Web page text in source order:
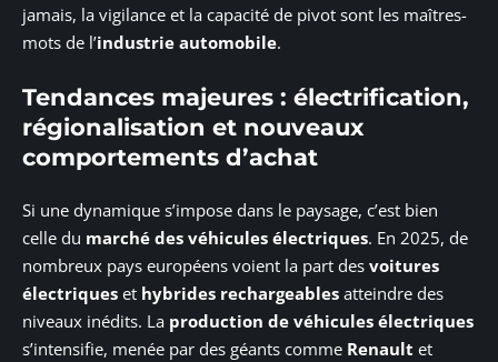
jamais, la vigilance et la capacité de pivot sont les maîtres-
mots de l’industrie automobile.
Tendances majeures : électrification,
régionalisation et nouveaux
comportements d’achat
Si une dynamique s’impose dans le paysage, c’est bien
celle du marché des véhicules électriques. En 2025, de
nombreux pays européens voient la part des voitures
électriques et hybrides rechargeables atteindre des
niveaux inédits. La production de véhicules électriques
s’intensifie, menée par des géants comme Renault et